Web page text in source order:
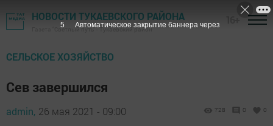
НОВОСТИ ТУКАЕВСКОГО РАЙОНА
Газета "Светлый путь" - Тукаевский район
СЕЛЬСКОЕ ХОЗЯЙСТВО
Сев завершился
admin, 26 мая 2021 - 09:00 728 0 0
4 Автоматическое закрытие баннера через